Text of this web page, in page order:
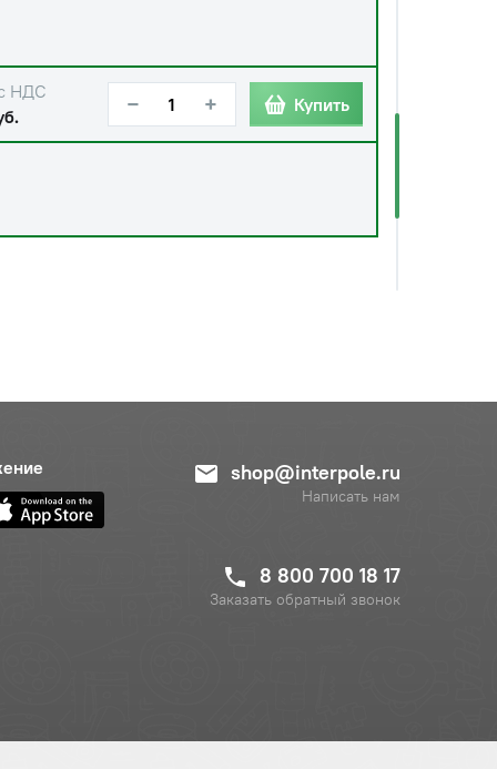
НДС
− + Купить
shop@interpole.ru
Написать нам
8 800 700 18 17
Заказать обратный звонок